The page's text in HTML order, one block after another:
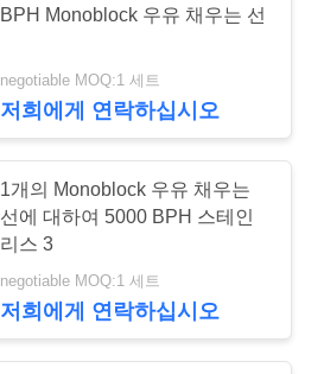
BPH Monoblock 우유 채우는 선
negotiable MOQ:1 세트
저희에게 연락하십시오
1개의 Monoblock 우유 채우는
선에 대하여 5000 BPH 스테인
리스 3
negotiable MOQ:1 세트
저희에게 연락하십시오